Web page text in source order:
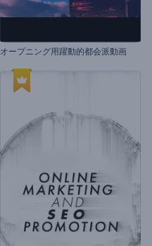
オープニング用躍動的都会派動画